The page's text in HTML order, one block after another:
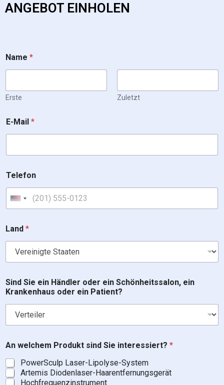
ANGEBOT EINHOLEN
o
u
t
r
N
a
c
r
c
n
e
r
e
d
Name *
Erste Zuletzt
E-Mail *
Telefon
United States +1
Land *
Sind Sie ein Händler oder ein Schönheitssalon, ein
Krankenhaus oder ein Patient?
An welchem Produkt sind Sie interessiert? *
PowerSculp Laser-Lipolyse-System
Artemis Diodenlaser-Haarentfernungsgerät
Hochfrequenzinstrument